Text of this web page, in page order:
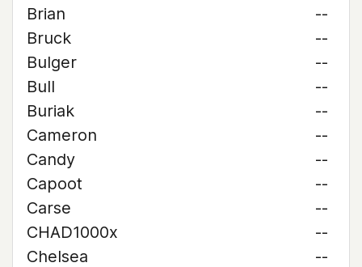
Brian
--
Bruck
--
Bulger
--
Bull
--
Buriak
--
Cameron
--
Candy
--
Capoot
--
Carse
--
CHAD1000x
--
Chelsea
--